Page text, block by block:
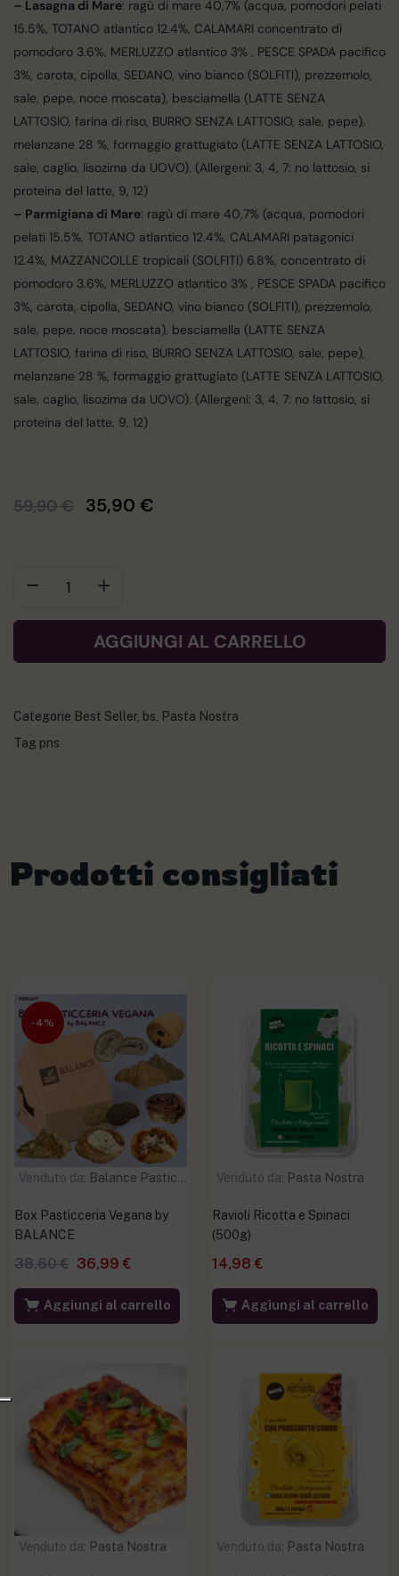
– Lasagna di Mare: ragù di mare 40,7% (acqua, pomodori pelati
15.5%, TOTANO atlantico 12.4%, CALAMARI concentrato di
pomodoro 3.6%, MERLUZZO atlantico 3% , PESCE SPADA pacifico
3%, carota, cipolla, SEDANO, vino bianco (SOLFITI), prezzemolo,
sale, pepe, noce moscata), besciamella (LATTE SENZA
LATTOSIO, farina di riso, BURRO SENZA LATTOSIO, sale, pepe),
melanzane 28 %, formaggio grattugiato (LATTE SENZA LATTOSIO,
sale, caglio, lisozima da UOVO). (Allergeni: 3, 4, 7: no lattosio, si
proteina del latte, 9, 12)
– Parmigiana di Mare: ragù di mare 40,7% (acqua, pomodori
pelati 15.5%, TOTANO atlantico 12.4%, CALAMARI patagonici
12.4%, MAZZANCOLLE tropicali (SOLFITI) 6.8%, concentrato di
pomodoro 3.6%, MERLUZZO atlantico 3% , PESCE SPADA pacifico
3%, carota, cipolla, SEDANO, vino bianco (SOLFITI), prezzemolo,
sale, pepe, noce moscata), besciamella (LATTE SENZA
LATTOSIO, farina di riso, BURRO SENZA LATTOSIO, sale, pepe),
melanzane 28 %, formaggio grattugiato (LATTE SENZA LATTOSIO,
sale, caglio, lisozima da UOVO). (Allergeni: 3, 4, 7: no lattosio, si
proteina del latte, 9, 12)
59,90€ 35,90 €
AGGIUNGI AL CARRELLO
Categorie Best Seller, bs
Pasta Nostra
Tag pns
Prodotti consigliati
-4%
Venduto da: Balance Pasticceria
Box Pasticceria Vegana by
BALANCE
38,60€ 36,99 €
Aggiungi al carrello
Venduto da: Pasta Nostra
Ravioli Ricotta e Spinaci
(500g)
14,98 €
Aggiungi al carrello
Venduto da: Pasta Nostra Venduto da: Pasta Nostra